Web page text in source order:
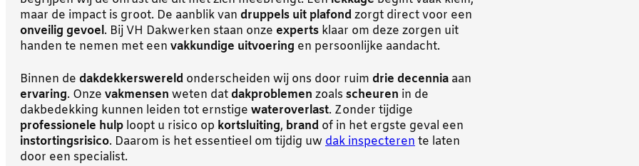
maar de impact is groot. De aanblik van druppels uit plafondzorgt direct voor een
onveilig gevoel. Bij VH Dakwerken staan onze experts klaar om deze zorgen uit
handen te nemen met een vakkundige uitvoering en persoonlijke aandacht.
Binnen de dakdekkerswereld onderscheiden wij ons door ruim drie decennia aan
ervaring. Onze vakmensen weten dat dakproblemen zoals scheuren in de
dakbedekking kunnen leiden tot ernstige wateroverlast. Zonder tijdige
professionele hulp loopt u risico op kortsluiting, brand of in het ergste geval een
instortingsrisico. Daarom is het essentieel om tijdig uwdak inspecterente laten
door een specialist.